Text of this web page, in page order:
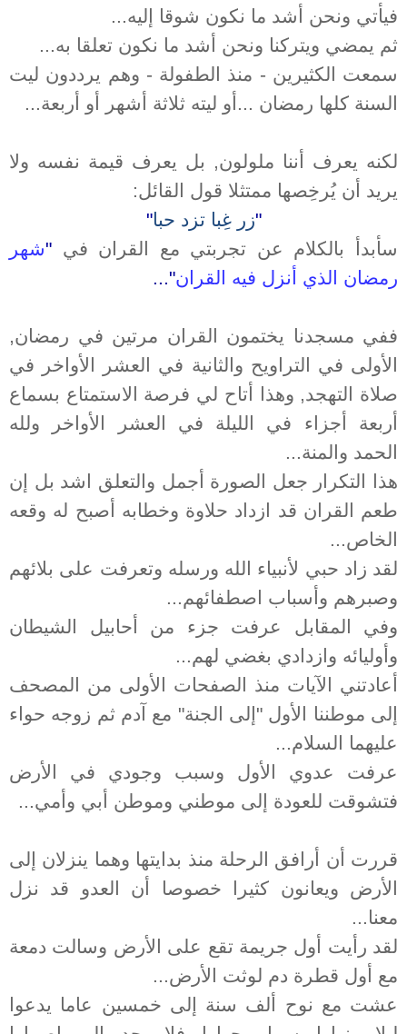
فيأتي ونحن أشد ما نكون شوقا إليه...
ثم يمضي ويتركنا ونحن أشد ما نكون تعلقا به...
سمعت الكثيرين - منذ الطفولة - وهم يرددون ليت
السنة كلها رمضان ...أو ليته ثلاثة أشهر أو أربعة...
لكنه يعرف أننا ملولون, بل يعرف قيمة نفسه ولا
يريد أن يُرخِصها ممتثلا قول القائل:
"زر غِبا تزد حبا"
سأبدأ بالكلام عن تجربتي مع القران في "شهر
رمضان الذي أنزل فيه القران"...
ففي مسجدنا يختمون القران مرتين في رمضان,
الأولى في التراويح والثانية في العشر الأواخر في
صلاة التهجد, وهذا أتاح لي فرصة الاستمتاع بسماع
أربعة أجزاء في الليلة في العشر الأواخر ولله
الحمد والمنة...
هذا التكرار جعل الصورة أجمل والتعلق اشد بل إن
طعم القران قد ازداد حلاوة وخطابه أصبح له وقعه
الخاص...
لقد زاد حبي لأنبياء الله ورسله وتعرفت على بلائهم
وصبرهم وأسباب اصطفائهم...
وفي المقابل عرفت جزء من أحابيل الشيطان
وأوليائه وازدادي بغضي لهم...
أعادتني الآيات منذ الصفحات الأولى من المصحف
إلى موطننا الأول "إلى الجنة" مع آدم ثم زوجه حواء
عليهما السلام...
عرفت عدوي الأول وسبب وجودي في الأرض
فتشوقت للعودة إلى موطني وموطن أبي وأمي...
قررت أن أرافق الرحلة منذ بدايتها وهما ينزلان إلى
الأرض ويعانون كثيرا خصوصا أن العدو قد نزل
معنا...
لقد رأيت أول جريمة تقع على الأرض وسالت دمعة
مع أول قطرة دم لوثت الأرض...
عشت مع نوح ألف سنة إلى خمسين عاما يدعوا